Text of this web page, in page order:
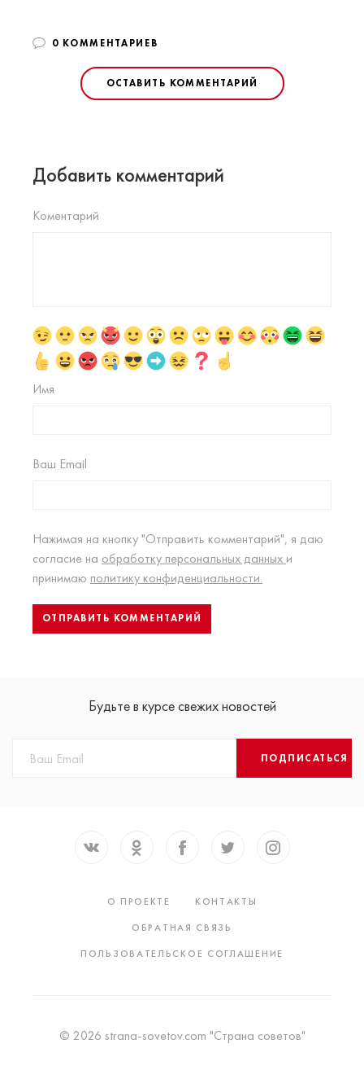
0 КОММЕНТАРИЕВ
ОСТАВИТЬ КОММЕНТАРИЙ
Добавить комментарий
Коментарий
Имя
Ваш Email
Нажимая на кнопку "Отправить комментарий", я даю
согласие на обработку персональных данных и
принимаю политику конфиденциальности.
Будьте в курсе свежих новостей
ПОДПИСАТЬСЯ
О ПРОЕКТЕ
КОНТАКТЫ
ОБРАТНАЯ СВЯЗЬ
ПОЛЬЗОВАТЕЛЬСКОЕ СОГЛАШЕНИЕ
© 2026 strana-sovetov.com "Страна советов"